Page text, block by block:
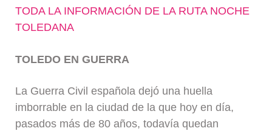
TODA LA INFORMACIÓN DE LA RUTA NOCHE
TOLEDANA
TOLEDO EN GUERRA
La Guerra Civil española dejó una huella
imborrable en la ciudad de la que hoy en día,
pasados más de 80 años, todavía quedan